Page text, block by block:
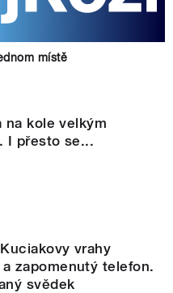
místě
na kole velkým
I přesto se...
vrahy
zapomenutý telefon.
svědek